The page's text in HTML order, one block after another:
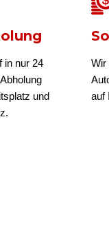
in nur 24
und
Wir
auf